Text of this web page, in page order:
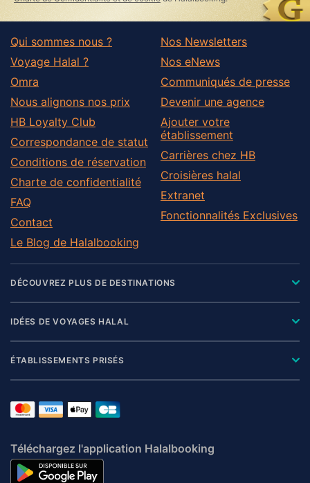
Qui sommes nous ?
Voyage Halal ?
Omra
Nous alignons nos prix
HB Loyalty Club
Correspondance de statut
Conditions de réservation
Charte de confidentialité
FAQ
Contact
Le Blog de Halalbooking
Nos Newsletters
Nos eNews
Communiqués de presse
Devenir une agence
Ajouter votre
établissement
Carrières chez HB
Croisières halal
Extranet
Fonctionnalités Exclusives
DÉCOUVREZ PLUS DE DESTINATIONS
IDÉES DE VOYAGES HALAL
ÉTABLISSEMENTS PRISÉS
Téléchargez l'application Halalbooking